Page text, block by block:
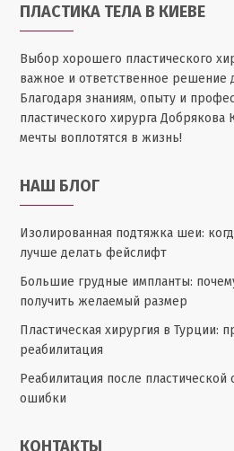
ПЛАСТИКА ТЕЛА В КИЕВЕ
Выбор хорошего пластического
важное и ответственное решение
Благодаря знаниям, опыту и
пластического хирурга
мечты воплотятся в жизнь!
НАШ БЛОГ
Изолированная подтяжка шеи:
лучше делать фейслифт
Большие грудные импланты:
получить желаемый размер
Пластическая хирургия в Турции:
реабилитация
Реабилитация после пластической
ошибки
КОНТАКТЫ